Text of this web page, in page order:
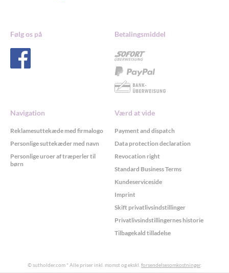
Følg os på Betalingsmiddel
Navigation
Reklamesuttekæde med firmalogo
Personlige suttekæder med navn
Personlige uroer af træperler til
børn
Værd at vide
Payment and dispatch
Data protection declaration
Revocation right
Standard Business Terms
Kundeserviceside
Imprint
Skift privatlivsindstillinger
Privatlivsindstillingernes historie
Tilbagekald tilladelse
© sutholder.com * Alle priser inkl. momst og ekskl.forsendelsesomkostninger.